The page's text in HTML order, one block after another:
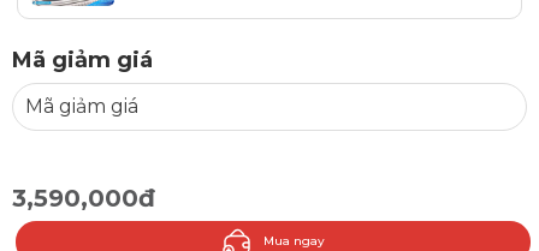
Mã giảm giá
3,590,000đ
Mua ngay